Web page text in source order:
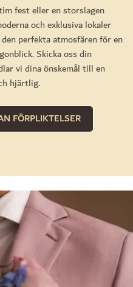
fest eller en storslagen
och exklusiva lokaler
perfekta atmosfären för en
Skicka oss din
vi dina önskemål till en
hjärtlig.
FÖRPLIKTELSER